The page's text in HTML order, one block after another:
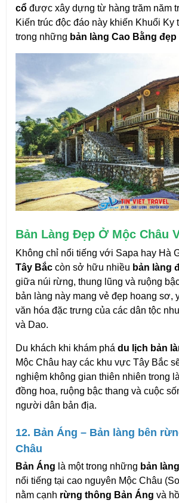
cổ được xây dựng từ hàng trăm năm
Kiến trúc độc đáo này khiến Khuổi Ky
trong những bản làng Cao Bằng đẹp
Bản Làng Đẹp Ở Mộc Châu
Tây Bắc còn sở hữu nhiều bản làng
giữa núi rừng, thung lũng và ruộng
bản làng này mang vẻ đẹp hoang sơ,
văn hóa đặc trưng của các dân tộc
và Dao.
Du khách khi khám phá du lịch bản
Mộc Châu hay các khu vực Tây Bắc
nghiệm không gian thiên nhiên trong
đồng hoa, ruộng bậc thang và cuộc
người dân bản địa.
12. Bản Áng – Bản làng bên
Châu
Bản Áng là một trong những bản
nổi tiếng tại cao nguyên Mộc Châu
nằm cạnh rừng thông Bản Áng và